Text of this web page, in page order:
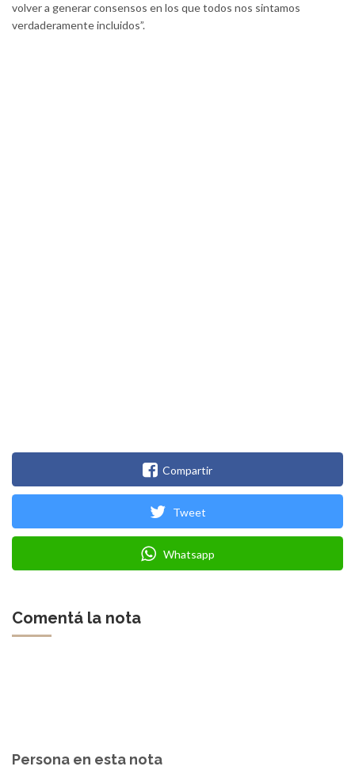
volver a generar consensos en los que todos nos sintamos
verdaderamente incluidos”.
Compartir
Tweet
Whatsapp
Comentá la nota
Persona en esta nota